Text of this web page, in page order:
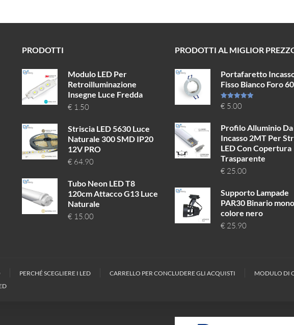
PRODOTTI
Modulo LED Per
Retroilluminazione
Insegne Luce Fredda
€1.50
Striscia LED 5630 Luce
Naturale 300 SMD IP20
12V PRO
€64.90
Tubo Neon LED T8
120cm Attacco G13 Luce
Naturale
€15.00
PRODOTTI AL MIGLIOR
Portafaretto
Fisso Bianco Foro
Valutato
5.00su 5
€5.00
Profilo Alluminio Da
Incasso 2MT Per
LED Con Copertura
Trasparente
€25.00
Supporto Lampade
PAR30 Binario
colore nero
€25.90
PERCHÉ SCEGLIERE I LED CARRELLO PER CONCLUDERE GLI ACQUISTI
MODULO DI